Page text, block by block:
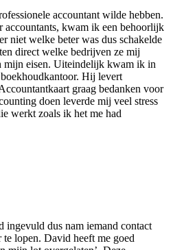
accountant wilde hebben.
accountants, kwam ik een behoorlijk
niet welke beter was dus schakelde
direct welke bedrijven ze mij
mijn eisen. Uiteindelijk kwam ik in
Hij levert
graag bedanken voor
doen leverde mij veel stress
werkt zoals ik het me had
ingevuld dus nam iemand contact
lopen. David heeft me goed